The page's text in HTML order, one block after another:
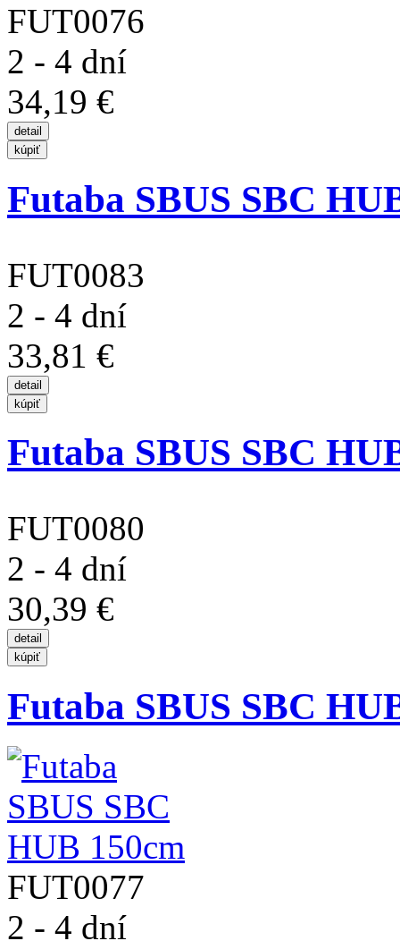
FUT0076
2 - 4 dní
34,19 €
Futaba SBUS SBC
FUT0083
2 - 4 dní
33,81 €
Futaba SBUS SBC
FUT0080
2 - 4 dní
30,39 €
Futaba SBUS SBC
FUT0077
2 - 4 dní